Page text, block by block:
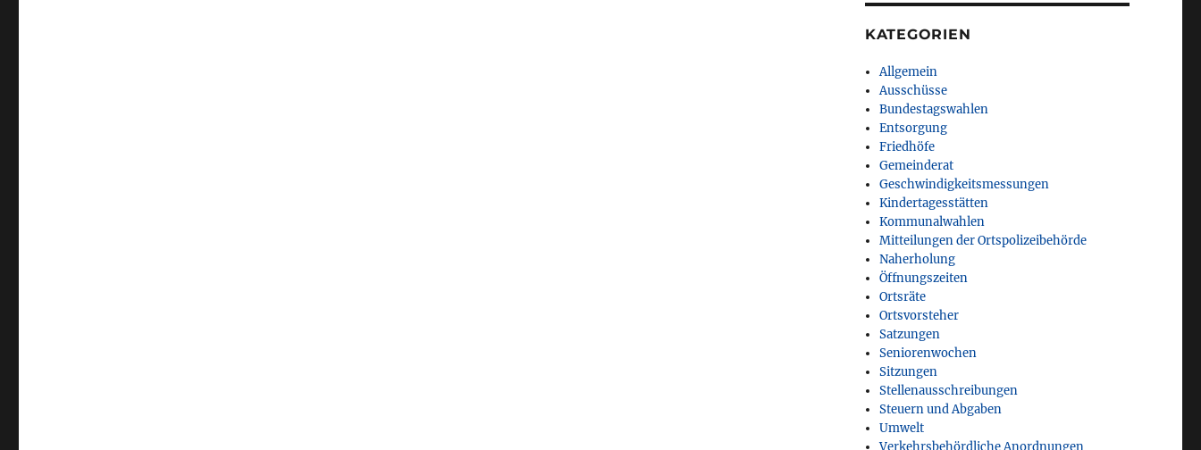
KATEGORIEN
Allgemein
Ausschüsse
Bundestagswahlen
Entsorgung
Friedhöfe
Gemeinderat
Geschwindigkeitsmessungen
Kindertagesstätten
Kommunalwahlen
Mitteilungen der Ortspolizeibehörde
Naherholung
Öffnungszeiten
Ortsräte
Ortsvorsteher
Satzungen
Seniorenwochen
Sitzungen
Stellenausschreibungen
Steuern und Abgaben
Umwelt
Verkehrsbehördliche Anordnungen